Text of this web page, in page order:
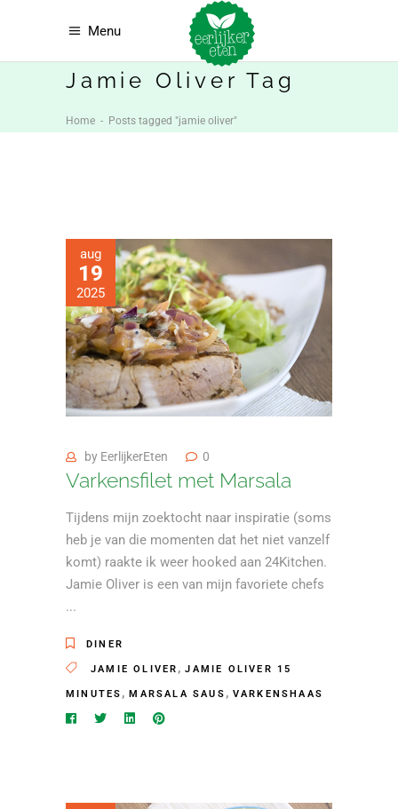
Menu
Jamie Oliver Tag
Home - Posts tagged "jamie oliver"
aug
19
2025
by EerlijkerEten 0
Varkensfilet met Marsala
Tijdens mijn zoektocht naar inspiratie (soms
heb je van die momenten dat het niet vanzelf
komt) raakte ik weer hooked aan 24Kitchen.
Jamie Oliver is een van mijn favoriete chefs
DINER
JAMIE OLIVER ,JAMIE OLIVER 15
MINUTES ,MARSALA SAUS , VARKENSHAAS